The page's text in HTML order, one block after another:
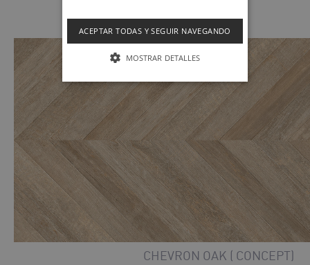
CHEVRON OAK ( CONCEPT)
ACEPTAR TODAS Y SEGUIR NAVEGANDO
MOSTRAR DETALLES